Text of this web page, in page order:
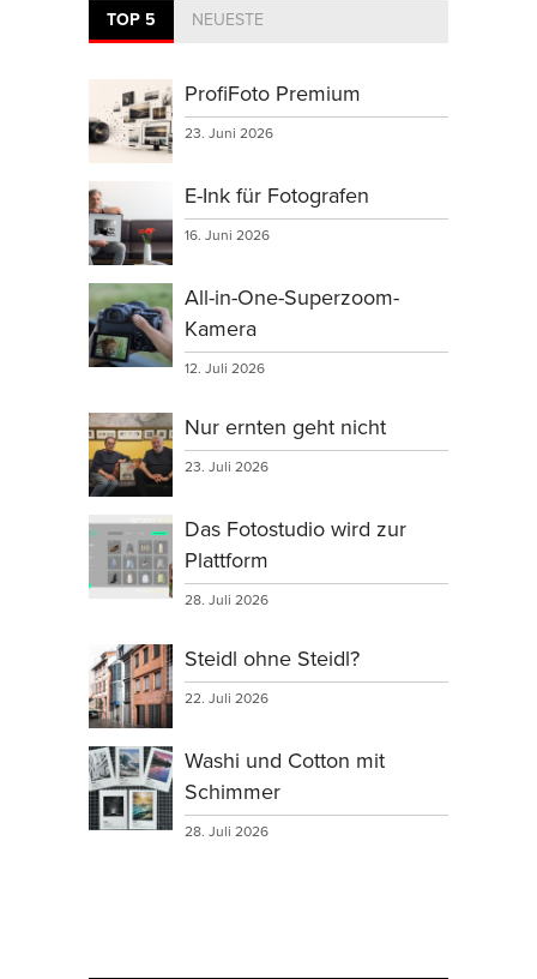
TOP 5 NEUESTE
ProfiFoto Premium
23. Juni 2026
E-Ink für Fotografen
16. Juni 2026
All-in-One-Superzoom-
Kamera
12. Juli 2026
Nur ernten geht nicht
23. Juli 2026
Das Fotostudio wird zur
Plattform
28. Juli 2026
Steidl ohne Steidl?
22. Juli 2026
Washi und Cotton mit
Schimmer
28. Juli 2026